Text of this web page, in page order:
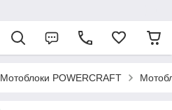
Мотоблоки POWERCRAFT